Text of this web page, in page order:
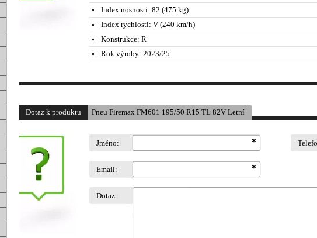
Index nosnosti: 82 (475 kg)
Index rychlosti: V (240 km/h)
Konstrukce: R
Rok výroby: 2023/25
Dotaz k produktu Pneu Firemax FM601 195/50 R15 TL 82V Letní
Jméno:
Email:
Dotaz: